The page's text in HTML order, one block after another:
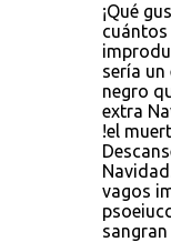
¡Qué
sería un
negro
extra
!el
vagos